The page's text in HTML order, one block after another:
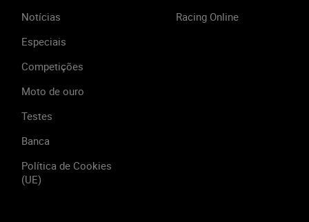
Notícias
Especiais
Competições
Moto de ouro
Testes
Banca
Política de Cookies
(UE)
Racing Online